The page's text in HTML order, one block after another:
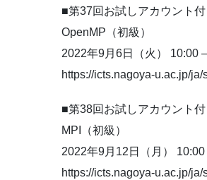
■第37回お試しアカウント
OpenMP（初級）
2022年9月6日（火） 10:00
https://icts.nagoya-u.ac.jp/
■第38回お試しアカウント
MPI（初級）
2022年9月12日（月）
https://icts.nagoya-u.ac.jp/